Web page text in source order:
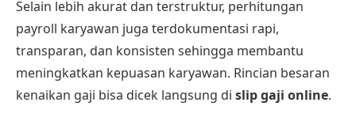
Selain lebih akurat dan terstruktur, perhitungan
payroll karyawan juga terdokumentasi rapi,
transparan, dan konsisten sehingga membantu
meningkatkan kepuasan karyawan. Rincian besaran
kenaikan gaji bisa dicek langsung di slip gaji online.